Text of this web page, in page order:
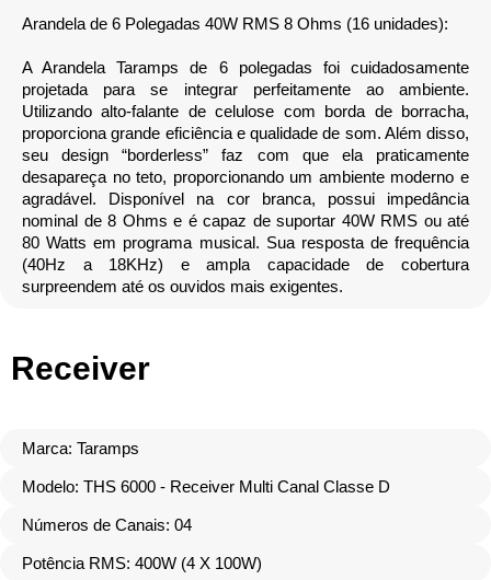
Arandela de 6 Polegadas 40W RMS 8 Ohms (16 unidades):
A Arandela Taramps de 6 polegadas foi cuidadosamente
projetada para se integrar perfeitamente ao ambiente.
Utilizando alto-falante de celulose com borda de borracha,
proporciona grande eficiência e qualidade de som. Além disso,
seu design “borderless” faz com que ela praticamente
desapareça no teto, proporcionando um ambiente moderno e
agradável. Disponível na cor branca, possui impedância
nominal de 8 Ohms e é capaz de suportar 40W RMS ou até
80 Watts em programa musical. Sua resposta de frequência
(40Hz a 18KHz) e ampla capacidade de cobertura
surpreendem até os ouvidos mais exigentes.
Receiver
Marca: Taramps
Modelo: THS 6000 - Receiver Multi Canal Classe D
Números de Canais: 04
Potência RMS: 400W (4 X 100W)